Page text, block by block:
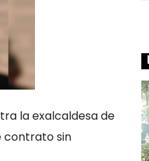
la exalcaldesa de
contrato sin